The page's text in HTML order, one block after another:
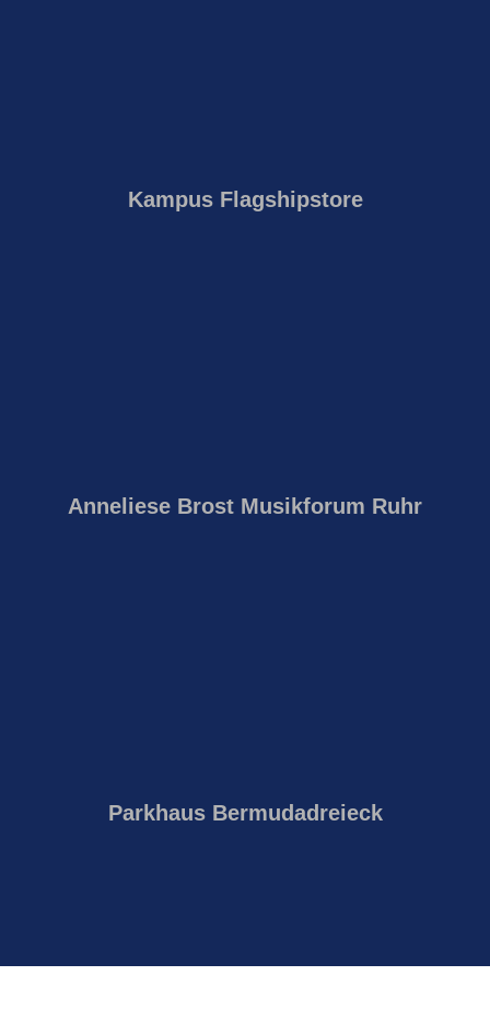
Kampus Flagshipstore
Anneliese Brost Musikforum Ruhr
Parkhaus Bermudadreieck